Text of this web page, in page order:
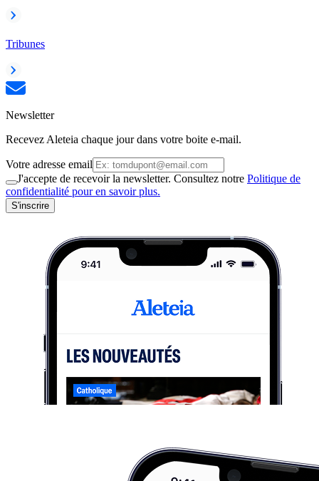
Tribunes
Newsletter
Recevez Aleteia chaque jour dans votre boite e-mail.
Votre adresse email
J'accepte de recevoir la newsletter. Consultez notre Politique de
confidentialité pour en savoir plus.
S'inscrire